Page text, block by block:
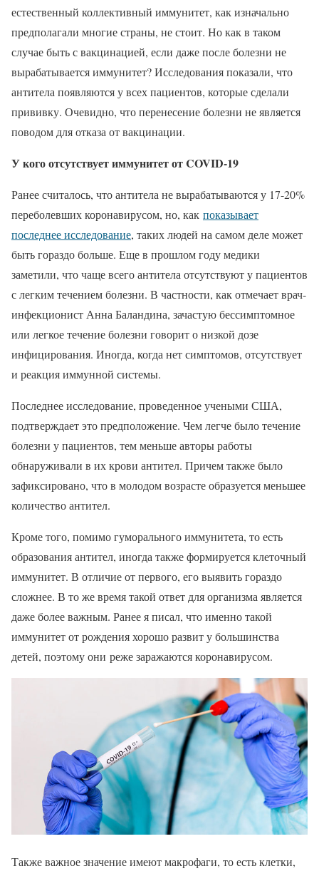
естественный коллективный иммунитет, как изначально
предполагали многие страны, не стоит. Но как в таком
случае быть с вакцинацией, если даже после болезни не
вырабатывается иммунитет? Исследования показали, что
антитела появляются у всех пациентов, которые сделали
прививку. Очевидно, что перенесение болезни не является
поводом для отказа от вакцинации.
У кого отсутствует иммунитет от COVID-19
Ранее считалось, что антитела не вырабатываются у 17-20%
переболевших коронавирусом, но, как показывает
последнее исследование, таких людей на самом деле может
быть гораздо больше. Еще в прошлом году медики
заметили, что чаще всего антитела отсутствуют у пациентов
с легким течением болезни. В частности, как отмечает врач-
инфекционист Анна Баландина, зачастую бессимптомное
или легкое течение болезни говорит о низкой дозе
инфицирования. Иногда, когда нет симптомов, отсутствует
и реакция иммунной системы.
Последнее исследование, проведенное учеными США,
подтверждает это предположение. Чем легче было течение
болезни у пациентов, тем меньше авторы работы
обнаруживали в их крови антител. Причем также было
зафиксировано, что в молодом возрасте образуется меньшее
количество антител.
Кроме того, помимо гуморального иммунитета, то есть
образования антител, иногда также формируется клеточный
иммунитет. В отличие от первого, его выявить гораздо
сложнее. В то же время такой ответ для организма является
даже более важным. Ранее я писал, что именно такой
иммунитет от рождения хорошо развит у большинства
детей, поэтому они реже заражаются коронавирусом.
Также важное значение имеют макрофаги, то есть клетки,